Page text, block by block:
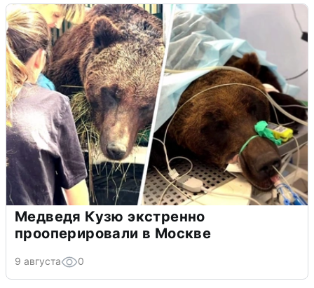
Медведя Кузю экстренно
прооперировали в Москве
9 августа 0